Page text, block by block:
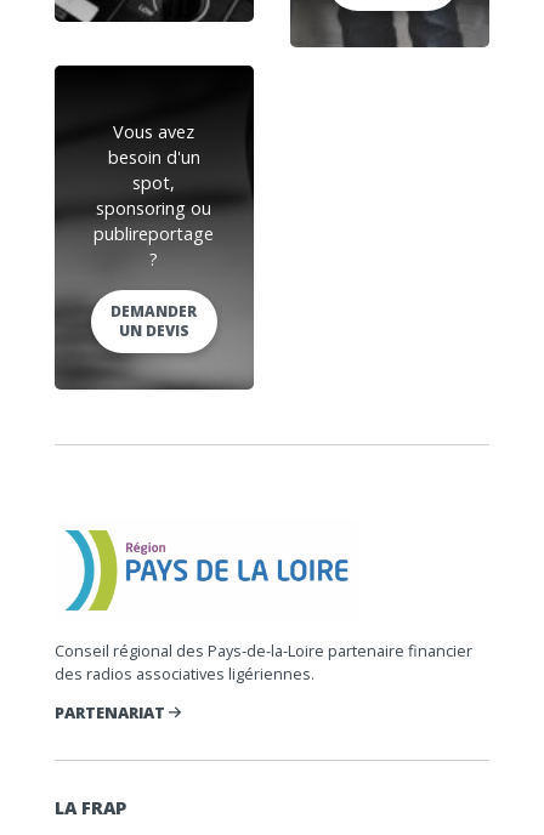
Vous avez
besoin d'un
spot,
sponsoring ou
publireportage
?
DEMANDER
UN DEVIS
Conseil régional des Pays-de-la-Loire partenaire financier
des radios associatives ligériennes.
PARTENARIAT
LA FRAP